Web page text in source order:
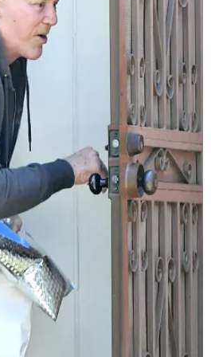
"საჩუქარი" და ჩაშლილი
წვეულება: ახალი დეტალები
12:56 / 06-08-2026
70 წელზე მეტი ხნის შემდეგ
პირველად, ყაზახეთში ვეფხვი
ველურ ბუნებაში გაუშვეს -
ქვეყნდება კადრები
14:09 / 06-08-2026
დამტკიცდა საგზაო
უსაფრთხოების ეროვნული
სტრატეგია, რომელიც საგზაო
შემთხვევების შედეგად
დაშავებულთა და დაღუპულთა
რაოდენობის 25%-ით
შემცირებას ითვალისწინებს -
რას მოიცავს ის?
თბილისი - ანტალია 849.20
ლარიდან